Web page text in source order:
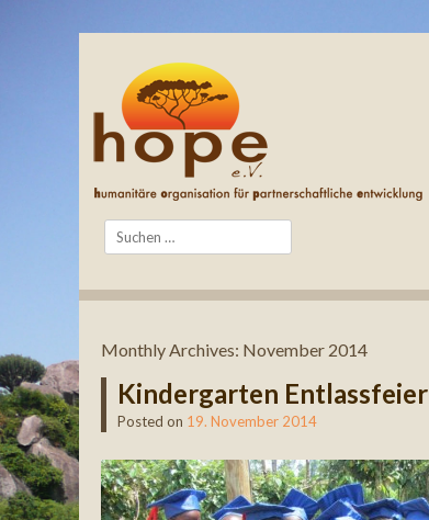
Search
Monthly Archives: November 2014
Kindergarten Entlassfeier
Posted on 19. November 2014